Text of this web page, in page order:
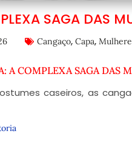
SAGA DAS
Cangaço, Capa,
COMPLEXA SAGA DAS
caseiros, as